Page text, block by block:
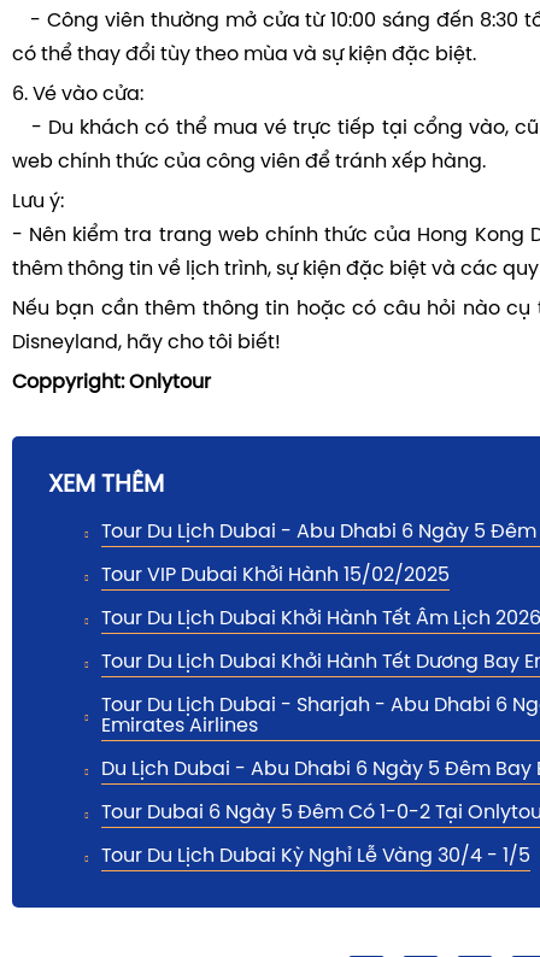
- Công viên thường mở cửa từ 10:00 sáng đến 8:30
có thể thay đổi tùy theo mùa và sự kiện đặc biệt.
6. Vé vào cửa:
- Du khách có thể mua vé trực tiếp tại cổng vào,
web chính thức của công viên để tránh xếp hàng.
Lưu ý:
- Nên kiểm tra trang web chính thức của Hong Kong
thêm thông tin về lịch trình, sự kiện đặc biệt và các
Nếu bạn cần thêm thông tin hoặc có câu hỏi nào cụ
Disneyland, hãy cho tôi biết!
Coppyright: Onlytour
XEM THÊM
Tour Du Lịch Dubai - Abu Dhabi 6 Ngày 5
Tour VIP Dubai Khởi Hành 15/02/2025
Tour Du Lịch Dubai Khởi Hành Tết Âm Lịch 2026
Tour Du Lịch Dubai Khởi Hành Tết Dương Bay
Tour Du Lịch Dubai - Sharjah - Abu Dhabi 6
Emirates Airlines
Du Lịch Dubai - Abu Dhabi 6 Ngày 5 Đêm Bay
Tour Dubai 6 Ngày 5 Đêm Có 1-0-2 Tại
Tour Du Lịch Dubai Kỳ Nghỉ Lễ Vàng 30/4 - 1/5